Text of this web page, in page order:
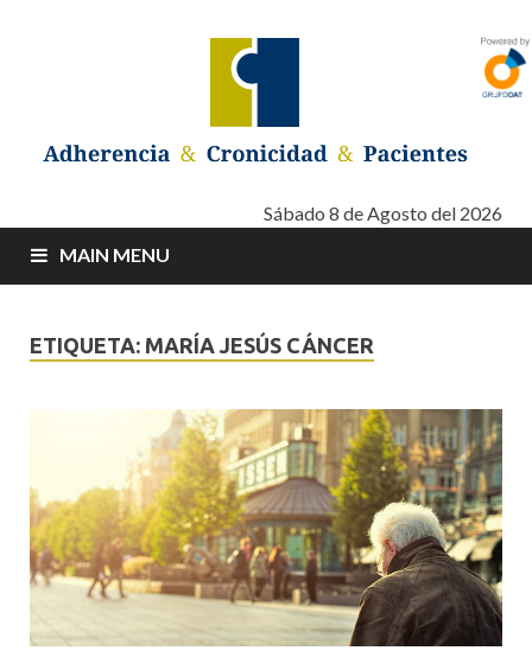
Adherencia –
Cronicidad –
Pacientes
Adherencia – Cronicidad – PacientesSábado 8 de Agosto del 2026
MAIN MENU
ETIQUETA: MARÍA JESÚS CÁNCER